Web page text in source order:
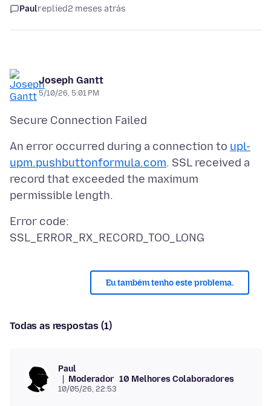
Paulreplied2 meses atrás
Joseph Gantt
5/10/26, 5:01 PM
An error occurred during a connection to upl-
upm.pushbuttonformula.com. SSL received a
record that exceeded the maximum
Error code:
Eu também tenho este problema.
Todas as respostas (1)
Paul
Moderador 10 Melhores Colaboradores
10/05/26, 22:53